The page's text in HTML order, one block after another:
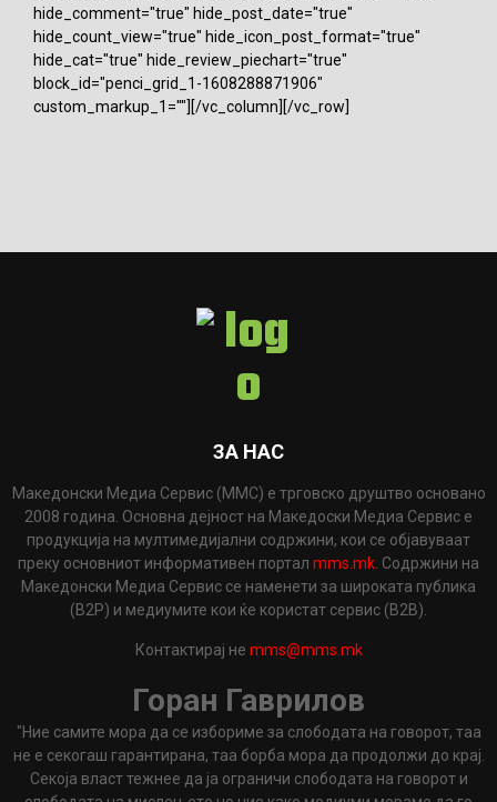
hide_comment="true" hide_post_date="true"
hide_count_view="true" hide_icon_post_format="true"
hide_cat="true" hide_review_piechart="true"
block_id="penci_grid_1-1608288871906"
custom_markup_1=""][/vc_column][/vc_row]
ЗА НАС
Македонски Медиа Сервис (ММС) е трговско друштво основано
2008 година. Основна дејност на Македоски Медиа Сервис е
продукција на мултимедијални содржини, кои се објавуваат
преку основниот информативен портал mms.mk . Содржини на
Македонски Медиа Сервис се наменети за широката публика
(B2P) и медиумите кои ќе користат сервис (B2B).
Контактирај не mms@mms.mk
Горан Гаврилов
"Ние самите мора да се избориме за слободата на говорот, таа
не е секогаш гарантирана, таа борба мора да продолжи до крај.
Секоја власт тежнее да ја ограничи слободата на говорот и